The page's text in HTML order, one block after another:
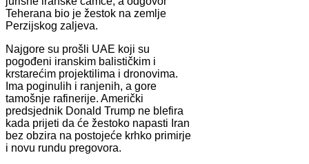
Teherana bio je žestok na zemlje
Perzijskog zaljeva.
Najgore su prošli UAE koji su
pogođeni iranskim balističkim i
krstarećim projektilima i dronovima.
Ima poginulih i ranjenih, a gore
tamošnje rafinerije. Američki
predsjednik Donald Trump ne blefira
kada prijeti da će žestoko napasti Iran
bez obzira na postojeće krhko primirje
i novu rundu pregovora.